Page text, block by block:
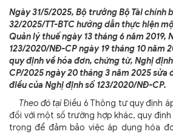
Ngày 31/5/2025, Bộ trưởng Bộ Tài chính
32/2025/TT-BTC hướng dẫn thực hiện
Quản lý thuế ngày 13 tháng 6 năm 2019,
123/2020/NĐ-CP ngày 19 tháng 10 năm
quy định về hóa đơn, chứng từ, Nghị
CP/2025 ngày 20 tháng 3 năm 2025 sửa
điều của Nghị định số 123/2020/NĐ-CP.
Theo đó tạiĐiều 6 Thông tư quy định
đối với một số trường hợp khác, quy định
trọng để đảm bảo việc áp dụng hóa